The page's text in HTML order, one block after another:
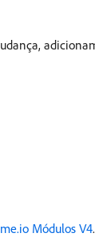
Módulos V4.